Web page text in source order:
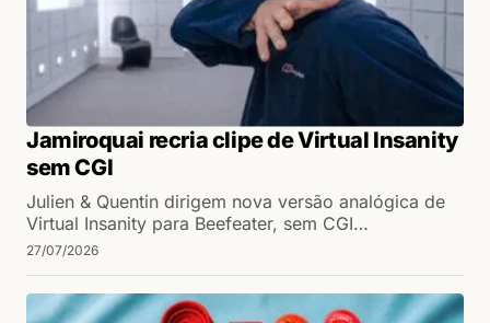
Jamiroquai recria clipe de Virtual Insanity
sem CGI
Julien & Quentin dirigem nova versão analógica de
Virtual Insanity para Beefeater, sem CGI…
27/07/2026